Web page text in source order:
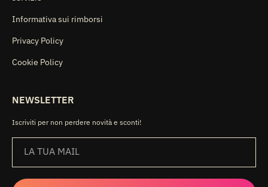
Informativa sui rimborsi
Privacy Policy
Cookie Policy
NEWSLETTER
Iscriviti per non perdere novità e sconti!
LA TUA MAIL